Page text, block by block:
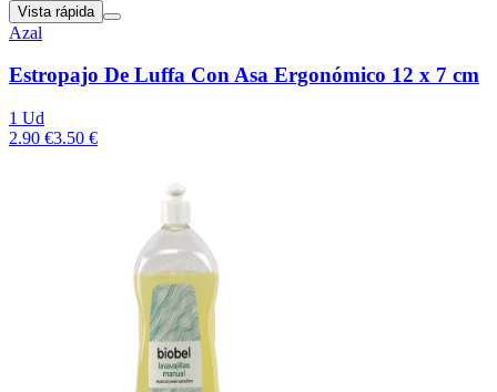
Vista rápida
Azal
Estropajo De Luffa Con Asa Ergonómico 12 x 7 cm
1 Ud
2.90 €3.50 €